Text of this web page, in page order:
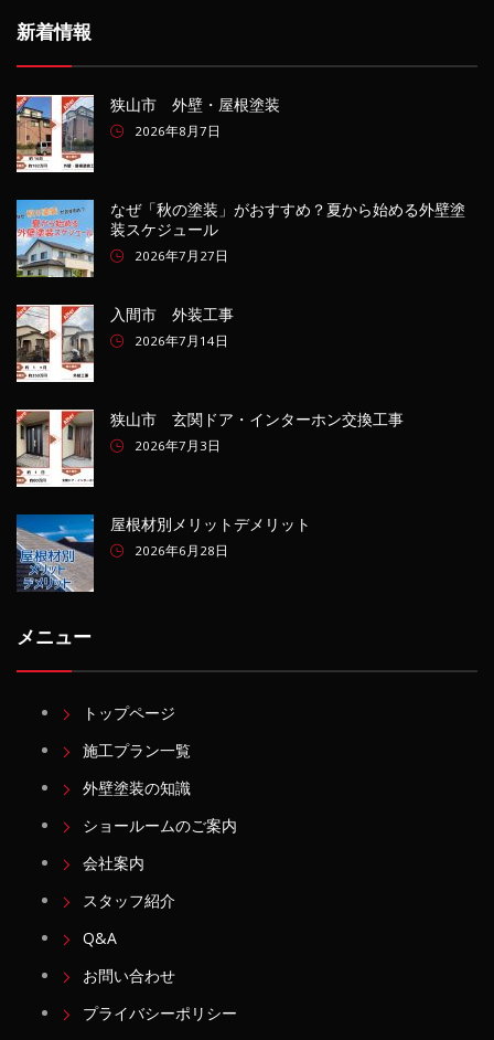
新着情報
狭山市 外壁・屋根塗装
2026年8月7日
なぜ「秋の塗装」がおすすめ？夏から始める外壁塗
装スケジュール
2026年7月27日
入間市 外装工事
2026年7月14日
狭山市 玄関ドア・インターホン交換工事
2026年7月3日
屋根材別メリットデメリット
2026年6月28日
メニュー
トップページ
施工プラン一覧
外壁塗装の知識
ショールームのご案内
会社案内
スタッフ紹介
Q&A
お問い合わせ
プライバシーポリシー